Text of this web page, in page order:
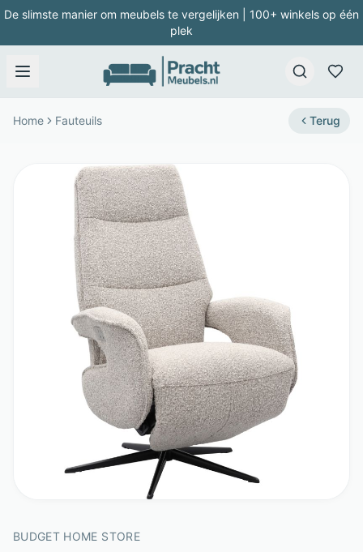
De slimste manier om meubels te vergelijken | 100+ winkels op één
plek
Home Fauteuils Terug
BUDGET HOME STORE